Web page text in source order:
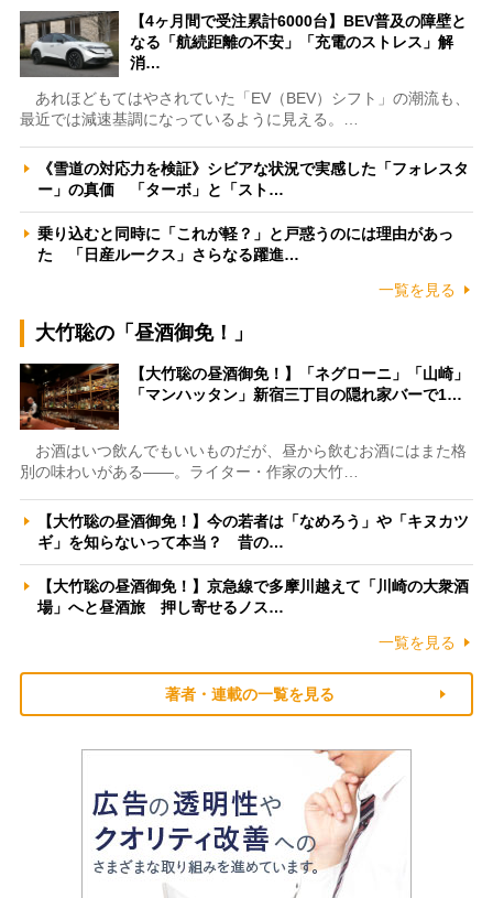
【4ヶ月間で受注累計6000台】BEV普及の障壁と
なる「航続距離の不安」「充電のストレス」解
消…
あれほどもてはやされていた「EV（BEV）シフト」の潮流も、
最近では減速基調になっているように見える。…
《雪道の対応力を検証》シビアな状況で実感した「フォレスタ
ー」の真価 「ターボ」と「スト…
乗り込むと同時に「これが軽？」と戸惑うのには理由があっ
た 「日産ルークス」さらなる躍進…
一覧を見る
大竹聡の「昼酒御免！」
【大竹聡の昼酒御免！】「ネグローニ」「山崎」
「マンハッタン」新宿三丁目の隠れ家バーで1…
お酒はいつ飲んでもいいものだが、昼から飲むお酒にはまた格
別の味わいがある――。ライター・作家の大竹…
【大竹聡の昼酒御免！】今の若者は「なめろう」や「キヌカツ
ギ」を知らないって本当？ 昔の…
【大竹聡の昼酒御免！】京急線で多摩川越えて「川崎の大衆酒
場」へと昼酒旅 押し寄せるノス…
一覧を見る
著者・連載の一覧を見る